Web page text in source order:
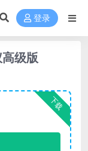
登录
级版
下载